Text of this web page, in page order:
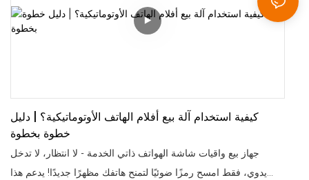
مميزة للمتاجر - ستُحدث نقلة نوعية في أرباحك!
كيفية استخدام آلة بيع أفلام الهاتف الأوتوماتيكية؟ | دليل
خطوة بخطوة
جهاز بيع واقيات شاشة الهواتف ذاتي الخدمة - لا انتظار، لا تدخل
يدوي، فقط امسح رمزًا ضوئيًا لتمنح هاتفك مظهرًا جديدًا! يدعم هذا